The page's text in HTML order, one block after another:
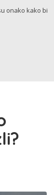
onako kako bi